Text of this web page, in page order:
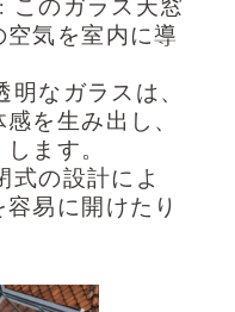
気を室内に導
なガラスは、
を生み出し、
ます。
式の設計によ
易に開けたり